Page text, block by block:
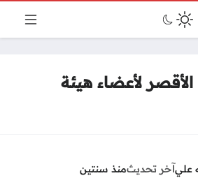
لأعضاء هيئة
عليآخر تحديثمنذ سنتين